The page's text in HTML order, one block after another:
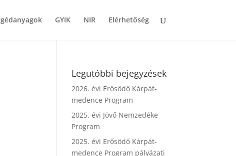
GYIK NIR Elérhetőség
Legutóbbi bejegyzések
2026. évi Erősödő Kárpát-
medence Program
2025. évi Jövő Nemzedéke
Program
2025. évi Erősödő Kárpát-
medence Program pályázati